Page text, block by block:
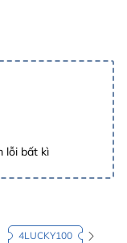
lỗi bất kì
4LUCKY100